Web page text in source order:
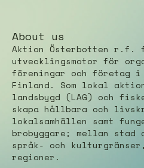
About us
Aktion Österbotten r.f.
utvecklingsmotor för
föreningar och företag i
Finland. Som lokal
landsbygd (LAG) och
skapa hållbara och
lokalsamhällen samt
brobyggare; mellan stad
språk- och
regioner.